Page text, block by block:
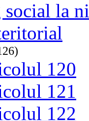
social la
120
121
122